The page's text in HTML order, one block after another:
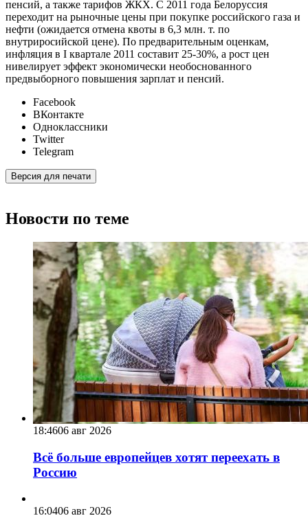
пенсий, а также тарифов ЖКХ. С 2011 года Белоруссия
переходит на рыночные цены при покупке российского газа и
нефти (ожидается отмена квоты в 6,3 млн. т. по
внутриросийской цене). По предварительным оценкам,
инфляция в I квартале 2011 составит 25-30%, а рост цен
нивелирует эффект экономически необоснованного
предвыборного повышения зарплат и пенсий.
Facebook
ВКонтакте
Одноклассники
Twitter
Telegram
Версия для печати
Новости по теме
18:4606 авг 2026
Всё больше европейцев хотят переехать в
Россию
16:0406 авг 2026